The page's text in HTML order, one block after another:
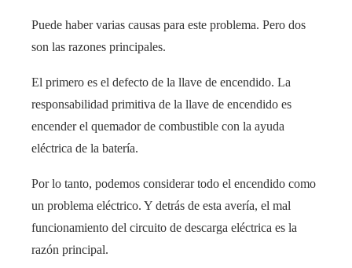
Puede haber varias causas para este problema. Pero dos
son las razones principales.
El primero es el defecto de la llave de encendido. La
responsabilidad primitiva de la llave de encendido es
encender el quemador de combustible con la ayuda
eléctrica de la batería.
Por lo tanto, podemos considerar todo el encendido como
un problema eléctrico. Y detrás de esta avería, el mal
funcionamiento del circuito de descarga eléctrica es la
razón principal.